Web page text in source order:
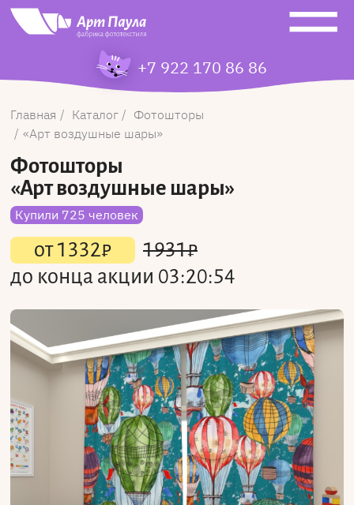
+7 922 170 86 86
Главная Каталог
Фотошторы
Арт воздушные шары
Фотошторы
«Арт воздушные шары»
Купили 725 человек
от1332₽ 1931₽
до конца акции 03:20:54